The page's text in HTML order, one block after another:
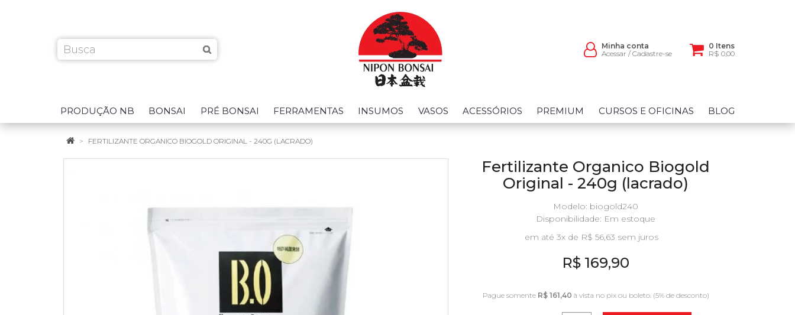
Minha conta
Acessar / Cadastre-se
0 Itens
R$ 0,00
PRODUÇÃO NB BONSAI PRÉ BONSAI FERRAMENTAS INSUMOS VASOS ACESSÓRIOS PREMIUM CURSOS E OFICINAS BLOG
FERTILIZANTE ORGANICO BIOGOLD ORIGINAL - 240G (LACRADO)
Fertilizante Organico Biogold
Original - 240g (lacrado)
Modelo: biogold240
Disponibilidade: Em estoque
R$ 169,90
em até 3x de R$ 56,63 sem juros
Pague somente R$ 161,40 à vista no pix ou boleto. (5% de desconto)